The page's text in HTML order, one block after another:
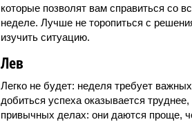
которые позволят вам справиться со
неделе. Лучше не торопиться с
изучить ситуацию.
Лев
Легко не будет: неделя требует
добиться успеха оказывается
привычных делах: они даются проще,